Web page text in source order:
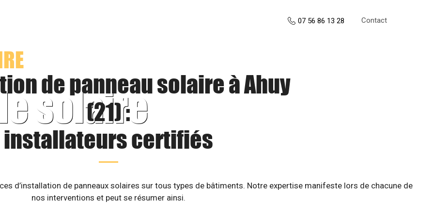
07 56 86 13 28 Contact
solaire
de panneau solaire à Ahuy
(21) :
installateurs certifiés
d’installation de panneaux solaires sur tous types de bâtiments. Notre expertise manifeste lors de chacune de
nos interventions et peut se résumer ainsi.